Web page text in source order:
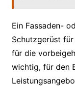
Ein Fassaden-
Schutzgerüst
für die
wichtig, für den